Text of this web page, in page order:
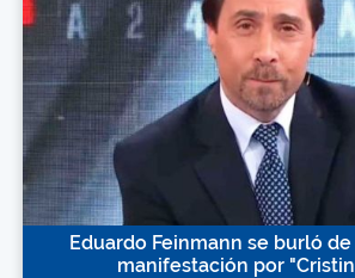
Eduardo Feinmann se burló
manifestación por